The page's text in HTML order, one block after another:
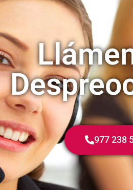
977 238